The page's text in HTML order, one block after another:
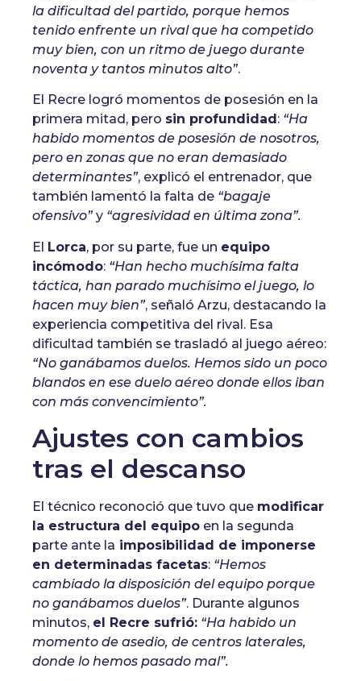
la dificultad del partido, porque hemos
tenido enfrente un rival que ha competido
muy bien, con un ritmo de juego durante
noventa y tantos minutos alto”.
El Recre logró momentos de posesión en la
primera mitad, pero sin profundidad : “Ha
habido momentos de posesión de nosotros,
pero en zonas que no eran demasiado
determinantes”, explicó el entrenador, que
también lamentó la falta de “bagaje
ofensivo”y “agresividad en última zona”.
El Lorca, por su parte, fue un equipo
incómodo: “Han hecho muchísima falta
táctica, han parado muchísimo el juego, lo
hacen muy bien”, señaló Arzu, destacando la
experiencia competitiva del rival. Esa
dificultad también se trasladó al juego aéreo:
“No ganábamos duelos. Hemos sido un poco
blandos en ese duelo aéreo donde ellos iban
con más convencimiento”.
Ajustes con cambios
tras el descanso
El técnico reconoció que tuvo que modificar
la estructura del equipo en la segunda
parte ante la imposibilidad de imponerse
en determinadas facetas: “Hemos
cambiado la disposición del equipo porque
no ganábamos duelos”. Durante algunos
minutos, el Recre sufrió: “Ha habido un
momento de asedio, de centros laterales,
donde lo hemos pasado mal”.